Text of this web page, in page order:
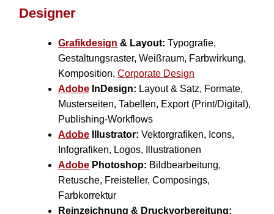
Designer
Grafikdesign & Layout: Typografie,
Gestaltungsraster, Weißraum, Farbwirkung,
Komposition,Corporate Design
Adobe InDesign: Layout & Satz, Formate,
Musterseiten, Tabellen, Export (Print/Digital),
Publishing-Workflows
Adobe Illustrator: Vektorgrafiken, Icons,
Infografiken, Logos, Illustrationen
Adobe Photoshop: Bildbearbeitung,
Retusche, Freisteller, Composings,
Farbkorrektur
Reinzeichnung & Druckvorbereitung: